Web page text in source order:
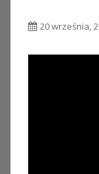
20 września,